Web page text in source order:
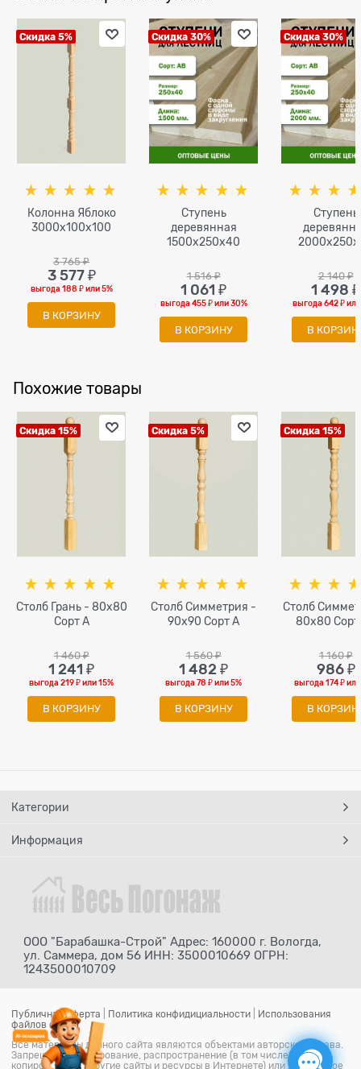
Скидка 5%
Колонна Яблоко
3000x100х100
3 765 ₽
3 577 ₽
выгода 188 ₽или5%
В КОРЗИНУ
Скидка 30%
Ступень
деревянная
1500x250x40
1 516 ₽
1 061 ₽
выгода 455 ₽или30%
В КОРЗИНУ
Скидка 30%
Ступень
2 140 ₽
1 498 ₽
выгода 642 ₽
В
Похожие товары
Скидка 15%
Столб Грань - 80х80
Сорт A
1 460 ₽
1 241 ₽
выгода219 ₽или15%
В КОРЗИНУ
Скидка 5%
Столб Симметрия -
90х90 Сорт A
1 560 ₽
1 482 ₽
выгода78 ₽или5%
В КОРЗИНУ
Скидка 15%
Столб
80х80 Сорт
1 160 ₽
986 ₽
выгода 174 ₽
В
Категории
Информация
ООО "Барабашка-Строй" Адрес: 160000 г. Вологда,
ул. Саммера, дом 56 ИНН: 3500010669 ОГРН:
1243500010709
Публичная оферта Политика конфидициальности
Использования
файлов cookie
Все материалы данного сайта являются объектами авторского права.
Запрещается копирование, распространение (в том числе путем
копирования на другие сайты и ресурсы в Интернете) или любое иное